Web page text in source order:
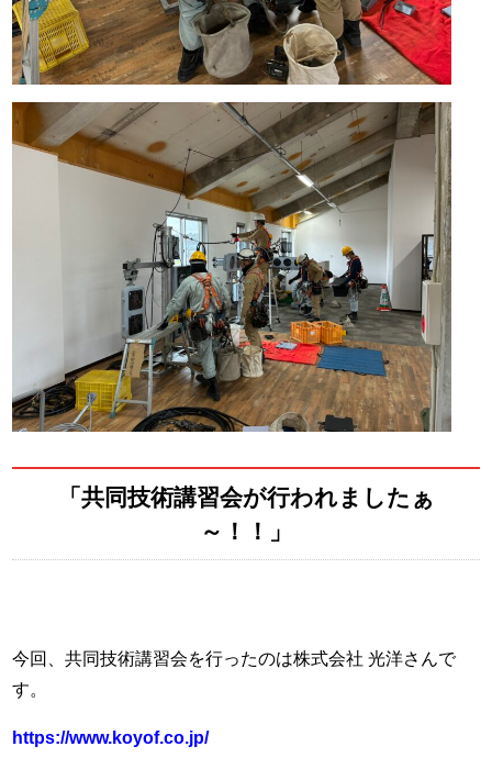
「共同技術講習会が行われましたぁ
～！！」
今回、共同技術講習会を行ったのは株式会社 光洋さんで
す。
https://www.koyof.co.jp/